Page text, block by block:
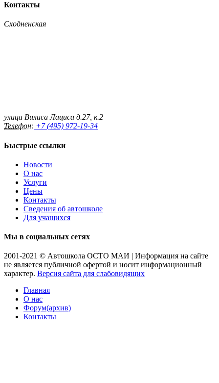
Контакты
Сходненская
улица Вилиса Лациса д.27, к.2
Телефон: +7 (495) 972-19-34
Быстрые ссылки
Новости
О нас
Услуги
Цены
Контакты
Сведения об автошколе
Для учащихся
Мы в социальных сетях
2001-2021 © Автошкола ОСТО МАИ | Информация на сайте
не является публичной офертой и носит информационный
характер. Версия сайта для слабовидящих
Главная
О нас
Форум(архив)
Контакты